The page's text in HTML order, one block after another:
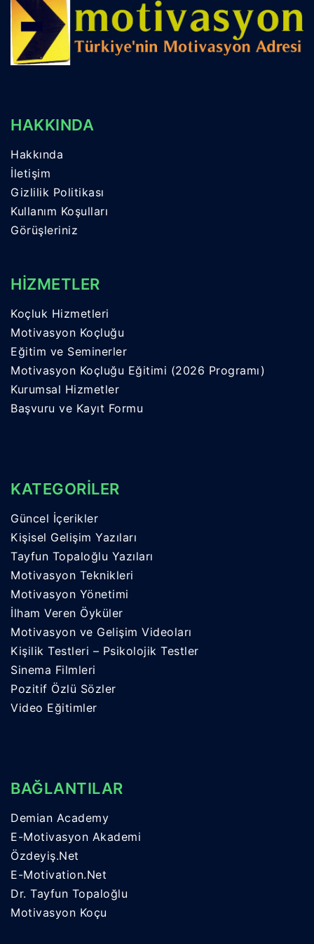
HAKKINDA
Hakkında
İletişim
Gizlilik Politikası
Kullanım Koşulları
Görüşleriniz
HİZMETLER
Koçluk Hizmetleri
Motivasyon Koçluğu
Eğitim ve Seminerler
Motivasyon Koçluğu Eğitimi (2026 Programı)
Kurumsal Hizmetler
Başvuru ve Kayıt Formu
KATEGORİLER
Güncel İçerikler
Kişisel Gelişim Yazıları
Tayfun Topaloğlu Yazıları
Motivasyon Teknikleri
Motivasyon Yönetimi
İlham Veren Öyküler
Motivasyon ve Gelişim Videoları
Kişilik Testleri – Psikolojik Testler
Sinema Filmleri
Pozitif Özlü Sözler
Video Eğitimler
BAĞLANTILAR
Demian Academy
E-Motivasyon Akademi
Özdeyiş.Net
E-Motivation.Net
Dr. Tayfun Topaloğlu
Motivasyon Koçu